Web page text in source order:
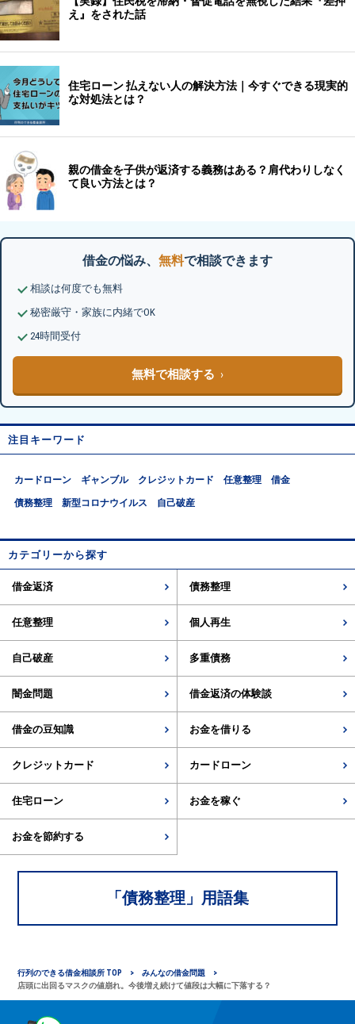
借金の悩み、 無料で相談できます
相談は何度でも無料
秘密厳守・家族に内緒でOK
24時間受付
無料で相談する
注目キーワード
カードローン ギャンブル クレジットカード 任意整理 借金
債務整理 新型コロナウイルス 自己破産
カテゴリーから探す
借金返済 債務整理
任意整理 個人再生
自己破産 多重債務
闇金問題 借金返済の体験談
借金の豆知識 お金を借りる
クレジットカード カードローン
住宅ローン お金を稼ぐ
お金を節約する
「債務整理 」用語集
行列のできる借金相談所 TOP
みんなの借金問題
店頭に出回るマスクの値崩れ。今後増え続けて値段は大幅に下落する？